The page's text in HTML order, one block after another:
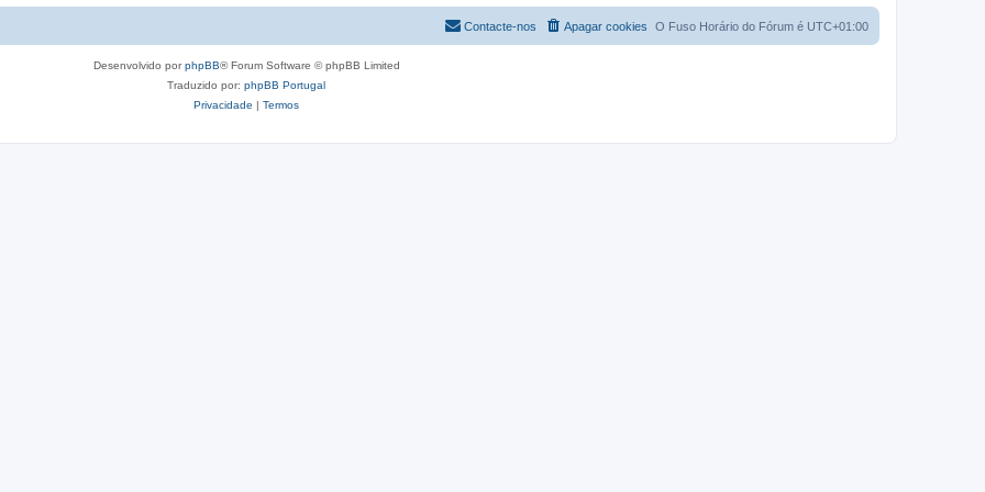
O Fuso Horário do Fórum é UTC+01:00
Apagar cookies
Contacte-nos
Desenvolvido porphpBB® Forum Software © phpBB Limited
Traduzido por: phpBB Portugal
Privacidade | Termos